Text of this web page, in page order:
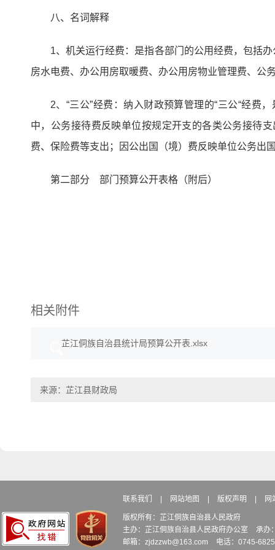
八、名词解释
1、机关运行经费：是指各部门的公用经费，包括
房水电费、办公用房取暖费、办公用房物业管理费、公
2、“三公”经费：纳入财政预算管理的“三公“经费
中，公务接待费反映单位按规定开支的各类公务接待
费、保险费等支出；因公出国（境）费反映单位公务出
第二部分 部门预算公开表格（附后）
相关附件
芷江侗族自治县统计局预算公开表.xlsx
来源：芷江县财政局
联系我们 网站地图 版权声明 网
版权所有：芷江侗族自治县人民政府
主办：芷江侗族自治县人民政府办公室
承办
邮箱：zjdzzwb@163.com
电话：0745-